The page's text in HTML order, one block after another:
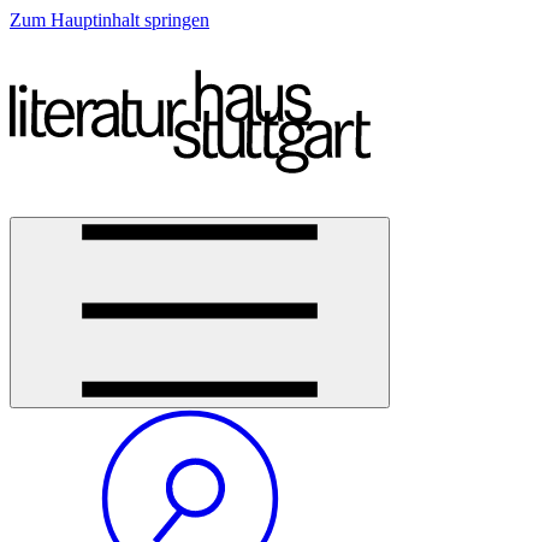
Zum Hauptinhalt springen